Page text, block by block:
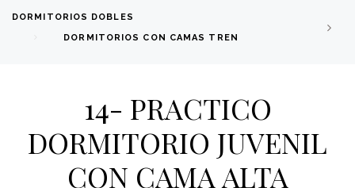
DORMITORIOS DOBLES
DORMITORIOS CON CAMAS TREN
14- PRACTICO
DORMITORIO JUVENIL
CON CAMA ALTA